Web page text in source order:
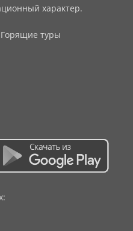
характер.
Горящие туры